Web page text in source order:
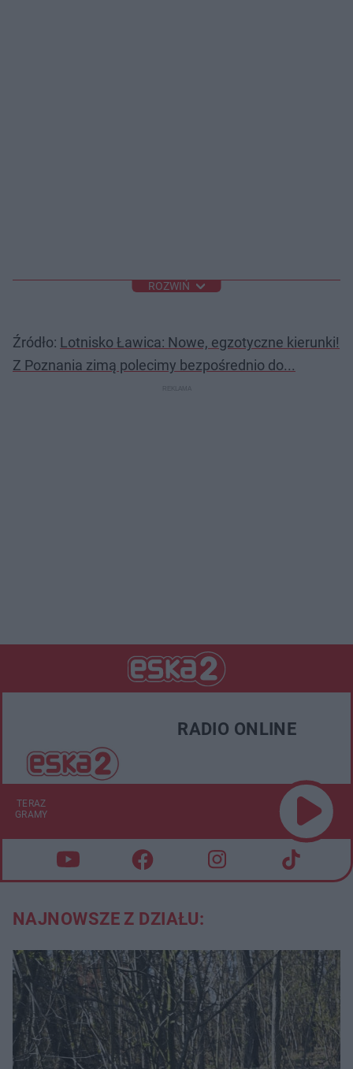
ROZWIŃ
Źródło: Lotnisko Ławica: Nowe, egzotyczne kierunki!
Z Poznania zimą polecimy bezpośrednio do...
RADIO ONLINE
TERAZ
GRAMY
NAJNOWSZE Z DZIAŁU: